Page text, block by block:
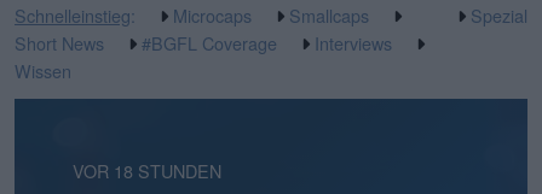
Schnelleinstieg: Microcaps
Smallcaps
Short News
#BGFL Coverage
Interviews
Wissen
Spezial
VOR 13 STUNDEN
VOR 18 STUNDEN
VOR 1 TAG
VOR 3 TAGEN
VOR 3 TAGEN
VOR 3 TAGEN
VOR 1 WOCHE
VOR 1 WOCHE
VOR 1 WOCHE
VOR 2 WOCHEN
VOR 2 WOCHEN
VOR 2 WOCHEN
VOR 2 WOCHEN
VOR 2 WOCHEN
VOR 3 WOCHEN